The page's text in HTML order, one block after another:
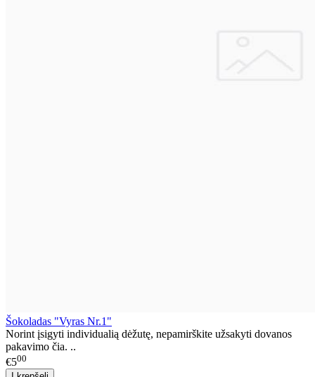
Šokoladas "Vyras Nr.1"
Norint įsigyti individualią dėžutę, nepamirškite užsakyti dovanos
pakavimo čia. ..
€500